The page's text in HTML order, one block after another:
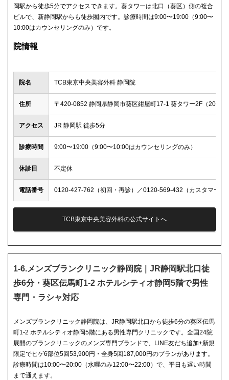
岡駅から徒歩5分でアクセスできます。葵タワーは北口（葵区）側の複合
ビルで、新静岡駅からも徒歩圏内です。診療時間は9:00〜19:00（9:00〜
10:00はカウンセリングのみ）です。
院情報
院名 TCB東京中央美容外科 静岡院
住所 〒420-0852 静岡県静岡市葵区紺屋町17-1 葵タワー2F（201号
アクセス JR 静岡駅 徒歩5分
診療時間 9:00〜19:00（9:00〜10:00はカウンセリングのみ）
休診日 不定休
電話番号 0120-427-762（初回・再診）／0120-569-432（カスタマーサ
TCB東京中央美容外科の公式サイトへ
1-6.メンズブランクリニック静岡院｜JR静岡駅北口徒
歩6分・葵区伝馬町1-2 ホテルシティオ静岡5階で男性
専門・ラシャ対応
メンズブランクリニック静岡院は、JR静岡駅北口から徒歩6分の葵区伝馬
町1-2 ホテルシティオ静岡5階にある男性専門クリニックです。全国24院
展開のブランクリニックのメンズ専門ブランドで、LINE友だち追加+新規
限定でヒゲ6部位5回53,900円・全身5回187,000円のプランがあります。
診療時間は10:00〜20:00（水曜のみ12:00〜22:00）で、平日も遅い時間
まで通えます。